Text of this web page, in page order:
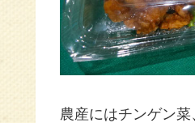
農産にはチンゲン